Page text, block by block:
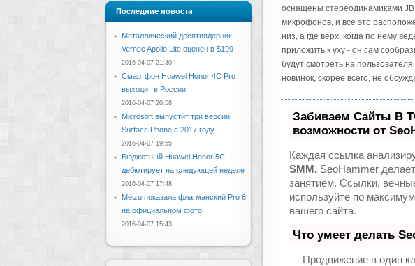
оснащены стереодинамиками
микрофонов, и все это
низ, а где верх, когда по нему
приложить к уху - он сам
будут смотреть на
новинок, скорее всего, не
Забиваем Сайты В
возможности от
Каждая ссылка
SMM. SeoHammer
занятием. Ссылки,
используйте по
вашего сайта.
Что умеет делать
— Продвижение в один
Последние новости
Металлический десятиядерник
Vernee Apollo Lite оценен в $199
2016-04-07 21:30
Смартфон Huawei Honor 4C Pro
выходит в России
2016-04-07 20:58
Microsoft выпустит три версии
Surface Phone в 2017 году
2016-04-07 19:55
Бюджетный Huawei Honor 5C
дебютирует на следующей неделе
2016-04-07 17:48
Meizu показала флагманский Pro 6
на официальном фото
2016-04-07 15:43